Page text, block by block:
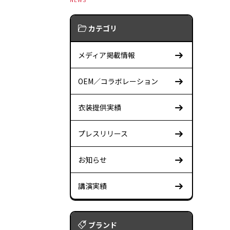
カテゴリ
メディア掲載情報
OEM／コラボレーション
衣装提供実績
プレスリリース
お知らせ
講演実績
ブランド